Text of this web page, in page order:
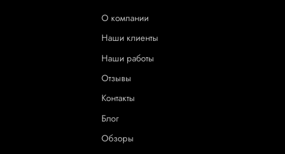
О компании
Наши клиенты
Наши работы
Отзывы
Контакты
Блог
Обзоры